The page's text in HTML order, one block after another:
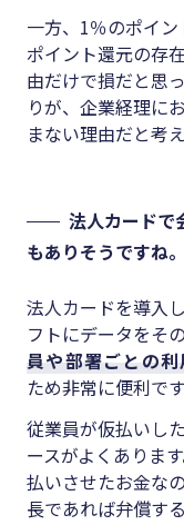
一方、1％のポイン
ポイント還元の存
由だけで損だと思
りが、企業経理に
まない理由だと考
法人カードで
もありそうですね。
法人カードを導入
フトにデータをそ
員や部署ごとの
ため非常に便利です
従業員が仮払いし
ースがよくありま
払いさせたお金な
長であれば弁償す